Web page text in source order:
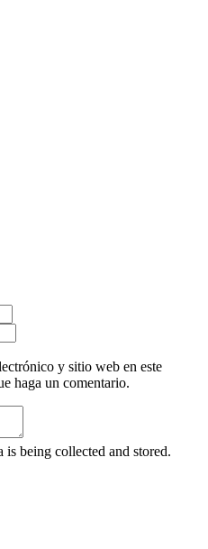
y sitio web en este
haga un comentario.
is being collected and stored.